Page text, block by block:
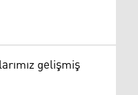
gelişmiş